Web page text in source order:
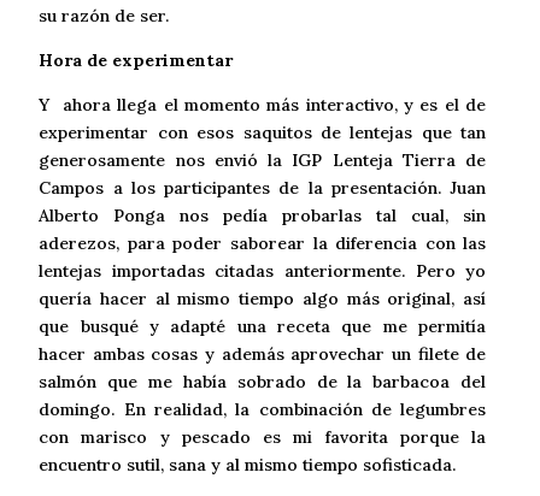
su razón de ser.
Hora de experimentar
Y ahora llega el momento más interactivo, y es el de
experimentar con esos saquitos de lentejas que tan
generosamente nos envió la IGP Lenteja Tierra de
Campos a los participantes de la presentación. Juan
Alberto Ponga nos pedía probarlas tal cual, sin
aderezos, para poder saborear la diferencia con las
lentejas importadas citadas anteriormente. Pero yo
quería hacer al mismo tiempo algo más original, así
que busqué y adapté una receta que me permitía
hacer ambas cosas y además aprovechar un filete de
salmón que me había sobrado de la barbacoa del
domingo. En realidad, la combinación de legumbres
con marisco y pescado es mi favorita porque la
encuentro sutil, sana y al mismo tiempo sofisticada.